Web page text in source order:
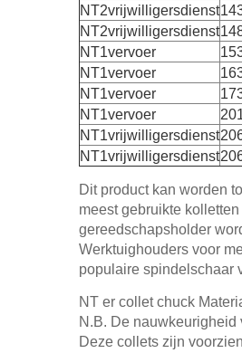
NT2vrijwilligersdienst
NT2vrijwilligersdienst
NT1vervoer
NT1vervoer
NT1vervoer
NT1vervoer
NT1vrijwilligersdienst
NT1vrijwilligersdienst
Dit product kan worden
meest gebruikte
gereedschapsholder
Werktuighouders voor
populaire spindelschaar
NT er collet chuck
N.B. De
Deze collets zijn